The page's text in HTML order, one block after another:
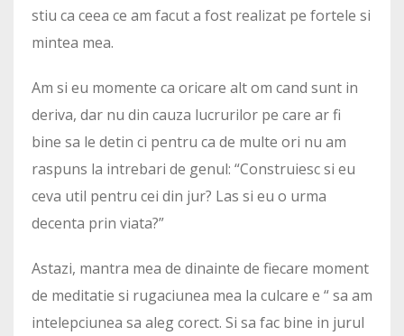
stiu ca ceea ce am facut a fost realizat pe fortele si
mintea mea.
Am si eu momente ca oricare alt om cand sunt in
deriva, dar nu din cauza lucrurilor pe care ar fi
bine sa le detin ci pentru ca de multe ori nu am
raspuns la intrebari de genul: “Construiesc si eu
ceva util pentru cei din jur? Las si eu o urma
decenta prin viata?”
Astazi, mantra mea de dinainte de fiecare moment
de meditatie si rugaciunea mea la culcare e “ sa am
intelepciunea sa aleg corect. Si sa fac bine in jurul